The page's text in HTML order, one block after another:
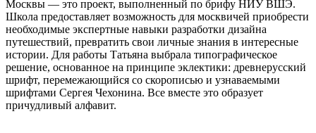
Москвы — это проект, выполненный по брифу НИУ ВШЭ.
Школа предоставляет возможность для москвичей приобрести
необходимые экспертные навыки разработки дизайна
путешествий, превратить свои личные знания в интересные
истории. Для работы Татьяна выбрала типографическое
решение, основанное на принципе эклектики: древнерусский
шрифт, перемежающийся со скорописью и узнаваемыми
шрифтами Сергея Чехонина. Все вместе это образует
причудливый алфавит.